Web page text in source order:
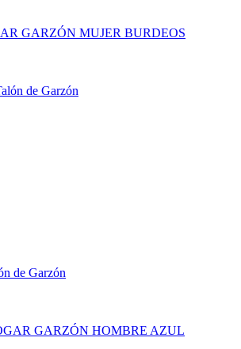
GARZÓN MUJER BURDEOS
de Garzón